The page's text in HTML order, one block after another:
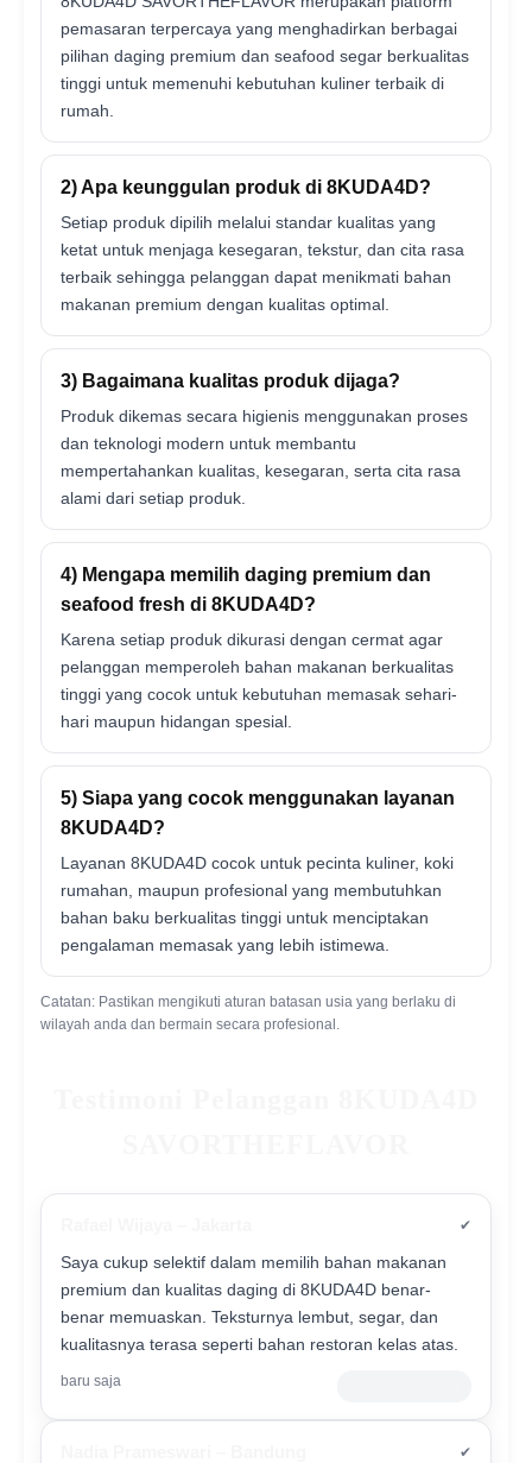
pemasaran terpercaya yang menghadirkan berbagai
pilihan daging premium dan seafood segar berkualitas
tinggi untuk memenuhi kebutuhan kuliner terbaik di
rumah.
2) Apa keunggulan produk di 8KUDA4D?
Setiap produk dipilih melalui standar kualitas yang
ketat untuk menjaga kesegaran, tekstur, dan cita rasa
terbaik sehingga pelanggan dapat menikmati bahan
makanan premium dengan kualitas optimal.
3) Bagaimana kualitas produk dijaga?
Produk dikemas secara higienis menggunakan proses
dan teknologi modern untuk membantu
mempertahankan kualitas, kesegaran, serta cita rasa
alami dari setiap produk.
4) Mengapa memilih daging premium dan
seafood fresh di 8KUDA4D?
Karena setiap produk dikurasi dengan cermat agar
pelanggan memperoleh bahan makanan berkualitas
tinggi yang cocok untuk kebutuhan memasak sehari-
hari maupun hidangan spesial.
5) Siapa yang cocok menggunakan layanan
8KUDA4D?
Layanan 8KUDA4D cocok untuk pecinta kuliner, koki
rumahan, maupun profesional yang membutuhkan
bahan baku berkualitas tinggi untuk menciptakan
pengalaman memasak yang lebih istimewa.
Catatan: Pastikan mengikuti aturan batasan usia yang berlaku di
wilayah anda dan bermain secara profesional.
✔
Saya cukup selektif dalam memilih bahan makanan
premium dan kualitas daging di 8KUDA4D benar-
benar memuaskan. Teksturnya lembut, segar, dan
kualitasnya terasa seperti bahan restoran kelas atas.
baru saja
✔